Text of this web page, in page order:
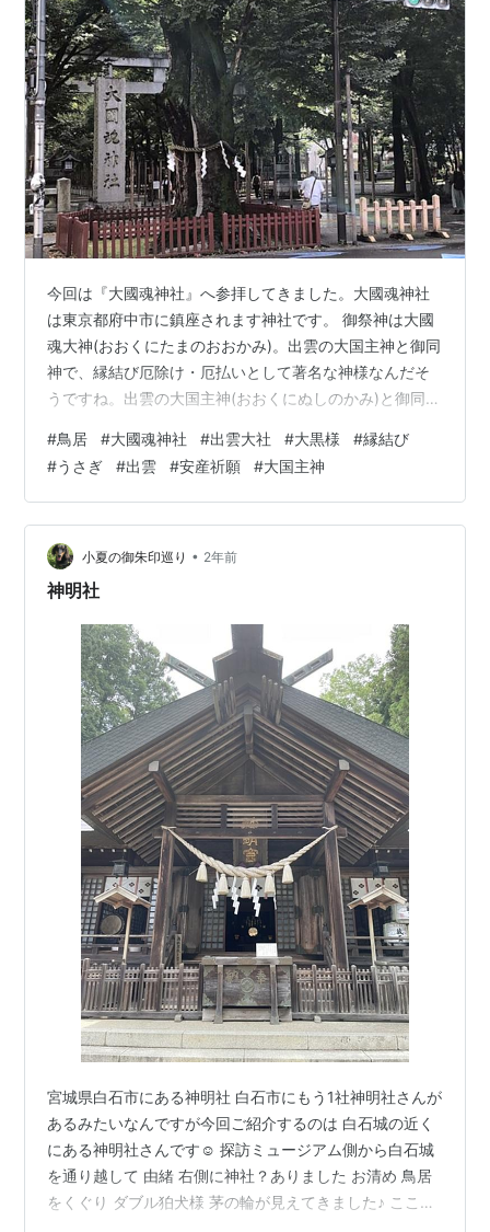
今回は『大國魂神社』へ参拝してきました。大國魂神社
は東京都府中市に鎮座されます神社です。 御祭神は大國
魂大神(おおくにたまのおおかみ)。出雲の大国主神と御同
神で、縁結び厄除け・厄払いとして著名な神様なんだそ
うですね。出雲の大国主神(おおくにぬしのかみ)と御同神
守り神なんだそうです。 府中駅から馬場大門欅並木を歩
いて、大國魂神社の大鳥居前まで続いています。参道の
両側には柵ができていました。これから何か始まるの
か、お祭りの後だったのでしょうか。 大宮八幡宮と同じ
くこの広く長い参道を歩きながら、ここまでこられた事
をいろいろと考えて歩くんです。コロ…
#鳥居 #大國魂神社 #出雲大社 #大黒様 #縁結び
#うさぎ #出雲 #安産祈願 #大国主神
小夏の御朱印巡り • 2年前
神明社
宮城県白石市にある神明社 白石市にもう1社神明社さんが
あるみたいなんですが今回ご紹介するのは 白石城の近く
にある神明社さんです☺️ 探訪ミュージアム側から白石城
を通り越して 由緒 右側に神社？ありました お清め 鳥居
をくぐり ダブル狛犬様 茅の輪が見えてきました♪ ここに